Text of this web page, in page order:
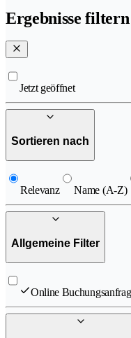
Ergebnisse filtern
Jetzt geöffnet
Sortieren nach
Relevanz Name (A-Z)
Allgemeine Filter
Online